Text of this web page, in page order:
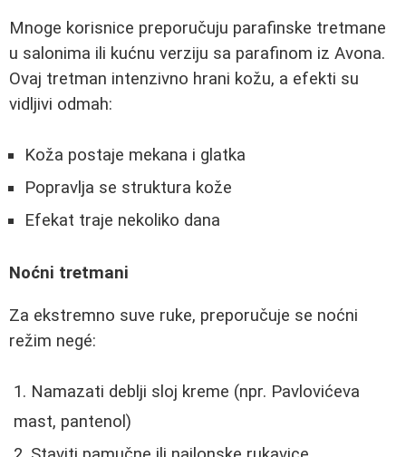
Mnoge korisnice preporučuju parafinske tretmane
u salonima ili kućnu verziju sa parafinom iz Avona.
Ovaj tretman intenzivno hrani kožu, a efekti su
vidljivi odmah:
Koža postaje mekana i glatka
Popravlja se struktura kože
Efekat traje nekoliko dana
Noćni tretmani
Za ekstremno suve ruke, preporučuje se noćni
režim negé:
Namazati deblji sloj kreme (npr. Pavlovićeva
mast, pantenol)